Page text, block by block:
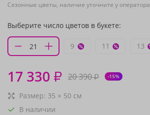
Сезонные цветы, наличие уточните у оператора
Выберите число цветов в букете:
9 11 13
17 330 ₽ 20 390₽ -15%
Размер: 35 × 50 см
В наличии